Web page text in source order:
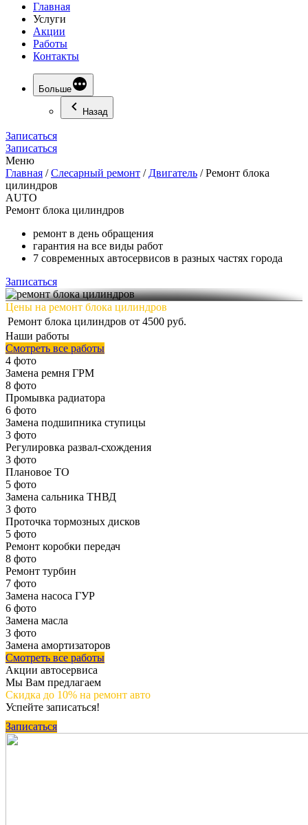
Главная
Услуги
Акции
Работы
Контакты
Больше
Назад
Записаться
Записаться
Меню
Главная /Слесарный ремонт / Двигатель /Ремонт блока
цилиндров
AUTO
Ремонт блока цилиндров
ремонт в день обращения
гарантия на все виды работ
7 современных автосервисов в разных частях города
Записаться
Цены на ремонт блока цилиндров
Ремонт блока цилиндров от 4500 руб.
Наши работы
Смотреть все работы
4 фото
Замена ремня ГРМ
8 фото
Промывка радиатора
6 фото
Замена подшипника ступицы
3 фото
Регулировка развал-схождения
3 фото
Плановое ТО
5 фото
Замена сальника ТНВД
3 фото
Проточка тормозных дисков
5 фото
Ремонт коробки передач
8 фото
Ремонт турбин
7 фото
Замена насоса ГУР
6 фото
Замена масла
3 фото
Замена амортизаторов
Смотреть все работы
Акции автосервиса
Мы Вам предлагаем
Скидка до 10% на ремонт авто
Успейте записаться!
Записаться